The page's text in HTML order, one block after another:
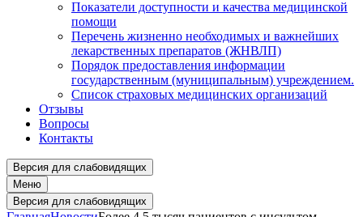
Показатели доступности и качества медицинской
помощи
Перечень жизненно необходимых и важнейших
лекарственных препаратов (ЖНВЛП)
Порядок предоставления информации
государственным (муниципальным) учреждением.
Список страховых медицинских организаций
Отзывы
Вопросы
Контакты
Версия для слабовидящих
Меню
Версия для слабовидящих